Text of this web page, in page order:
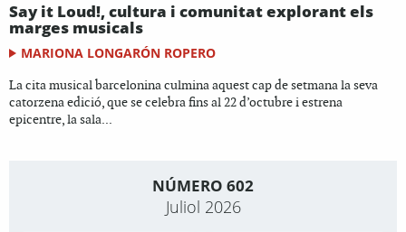
Say it Loud!, cultura i comunitat explorant els
marges musicals
MARIONA LONGARÓN ROPERO
La cita musical barcelonina culmina aquest cap de setmana la seva
catorzena edició, que se celebra fins al 22 d’octubre i estrena
epicentre, la sala...
NÚMERO 602
Juliol 2026